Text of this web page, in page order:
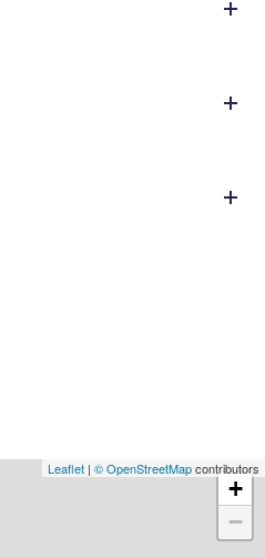
+
−
Leaflet | © OpenStreetMapcontributors